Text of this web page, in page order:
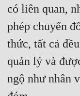
có liên quan,
phép chuyển
thức, tất cả
quản lý và
ngộ như nhân